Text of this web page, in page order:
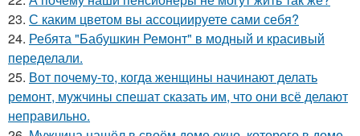
23. С каким цветом вы ассоциируете сами себя?
24. Ребята "Бабушкин Ремонт" в модный и красивый
переделали.
25. Вот почему-то, когда женщины начинают делать
ремонт, мужчины спешат сказать им, что они всё делают
неправильно.